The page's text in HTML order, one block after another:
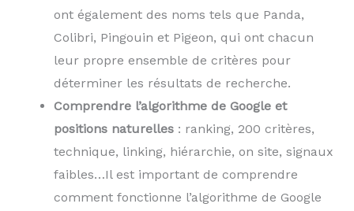
ont également des noms tels que Panda,
Colibri, Pingouin et Pigeon, qui ont chacun
leur propre ensemble de critères pour
déterminer les résultats de recherche.
Comprendre l’algorithme de Google et
positions naturelles : ranking, 200 critères,
technique, linking, hiérarchie, on site, signaux
faibles…Il est important de comprendre
comment fonctionne l’algorithme de Google